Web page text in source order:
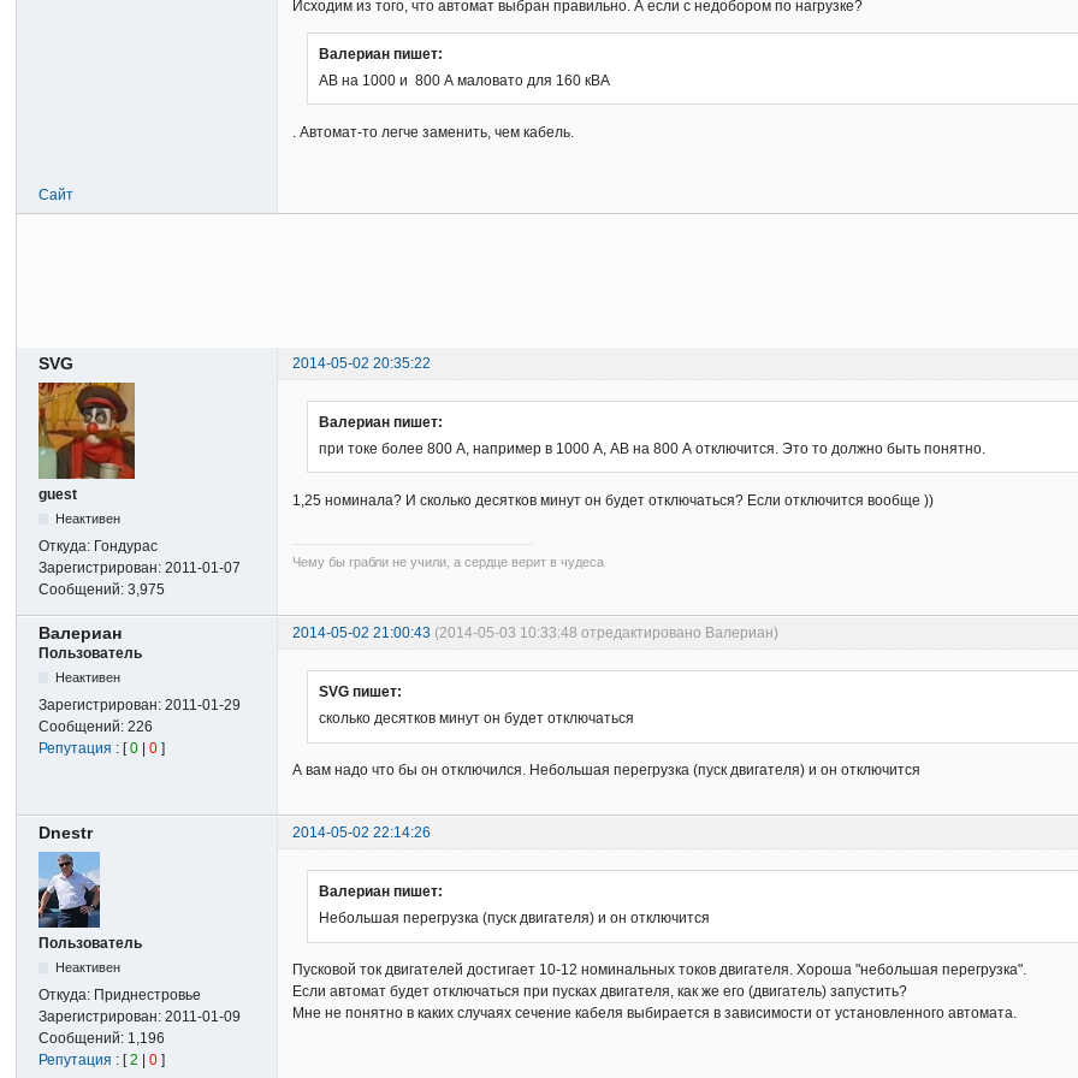
Исходим из того, что автомат выбран правильно. А если с недобором по нагрузке?
Валериан пишет:
АВ на 1000 и 800 А маловато для 160 кВА
. Автомат-то легче заменить, чем кабель.
Сайт
SVG 2014-05-02 20:35:22
guest
Неактивен
Откуда: Гондурас
Зарегистрирован:2011-01-07
Сообщений:3,975
Валериан пишет:
при токе более 800 А, например в 1000 А, АВ на 800 А отключится. Это то должно быть понятно.
1,25 номинала? И сколько десятков минут он будет отключаться? Если отключится вообще ))
Чему бы грабли не учили, а сердце верит в чудеса
Валериан 2014-05-02 21:00:43 (2014-05-03 10:33:48 отредактировано Валериан)
Пользователь
Неактивен
Зарегистрирован:2011-01-29
Сообщений:226
Репутация : [0 |0 ]
SVG пишет:
сколько десятков минут он будет отключаться
А вам надо что бы он отключился. Небольшая перегрузка (пуск двигателя) и он отключится
Dnestr 2014-05-02 22:14:26
Пользователь
Неактивен
Откуда: Приднестровье
Зарегистрирован:2011-01-09
Сообщений: 1,196
Репутация : [2 |0 ]
Валериан пишет:
Небольшая перегрузка (пуск двигателя) и он отключится
Пусковой ток двигателей достигает 10-12 номинальных токов двигателя. Хороша "небольшая перегрузка".
Если автомат будет отключаться при пусках двигателя, как же его (двигатель) запустить?
Мне не понятно в каких случаях сечение кабеля выбирается в зависимости от установленного автомата.